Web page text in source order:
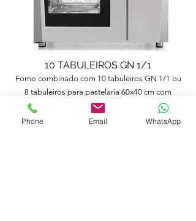
10 TABULEIROS GN 1/1
Forno combinado com 10 tabuleiros GN 1/1 ou
8 tabuleiros para pastelaria 60x40 cm com
serpentina automática que liberta o vapor
directamente para a câmara.
Phone Email WhatsApp